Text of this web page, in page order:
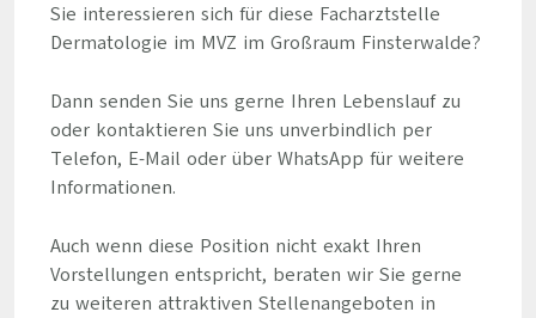
Sie interessieren sich für diese Facharztstelle
Dermatologie im MVZ im Großraum Finsterwalde?
Dann senden Sie uns gerne Ihren Lebenslauf zu
oder kontaktieren Sie uns unverbindlich per
Telefon, E-Mail oder über WhatsApp für weitere
Informationen.
Auch wenn diese Position nicht exakt Ihren
Vorstellungen entspricht, beraten wir Sie gerne
zu weiteren attraktiven Stellenangeboten in